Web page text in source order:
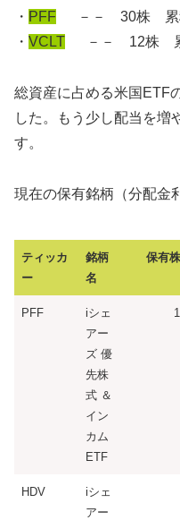
・ PFF －－ 30株 累
・ VCLT －－ 12株
総資産に占める米国ETF
した。もう少し配当を増
す。
現在の保有銘柄（分配金
ティッカ
ー
銘柄
名
保有
PFF
iシェ
アー
ズ 優
先株
式 ＆
イン
カム
ETF
HDV
iシェ
アー